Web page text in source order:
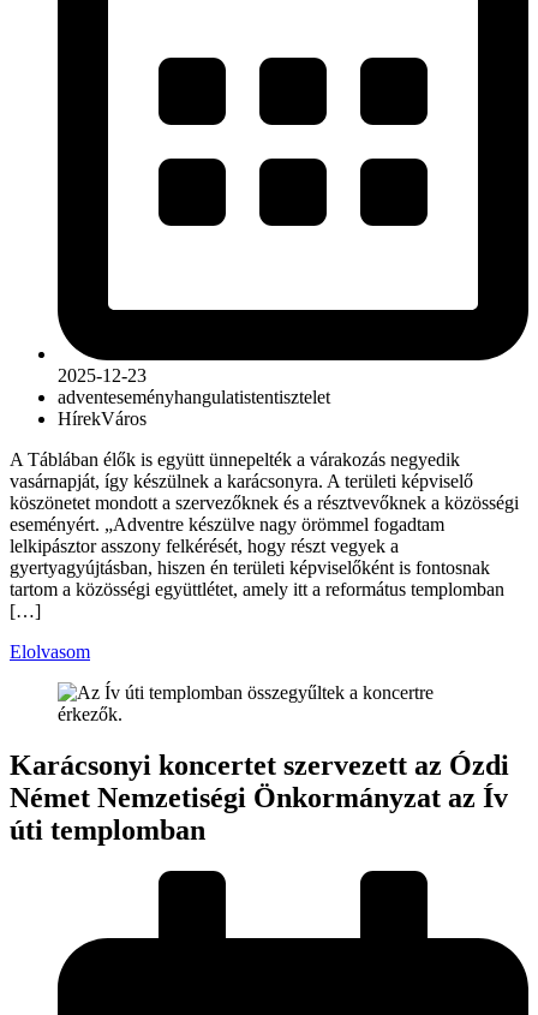
2025-12-23
adventeseményhangulatistentisztelet
HírekVáros
A Táblában élők is együtt ünnepelték a várakozás negyedik
vasárnapját, így készülnek a karácsonyra. A területi képviselő
köszönetet mondott a szervezőknek és a résztvevőknek a közösségi
eseményért. „Adventre készülve nagy örömmel fogadtam
lelkipásztor asszony felkérését, hogy részt vegyek a
gyertyagyújtásban, hiszen én területi képviselőként is fontosnak
tartom a közösségi együttlétet, amely itt a református templomban
[…]
Elolvasom
Karácsonyi koncertet szervezett az Ózdi
Német Nemzetiségi Önkormányzat az Ív
úti templomban